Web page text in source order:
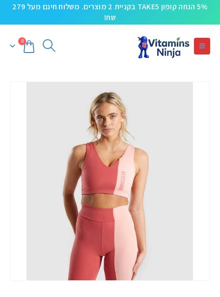
5% הנחה קופון TAKE5 בקניית 2 מוצרים. משלוח חינם מעל 279
שח!
0